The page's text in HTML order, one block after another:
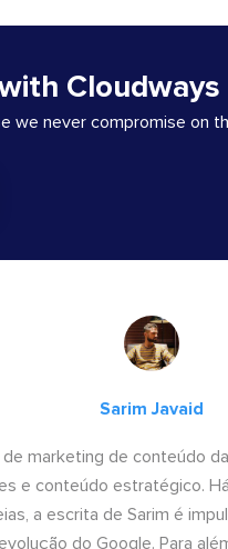
Cloudways
we never compromise on
Sarim Javaid
marketing de conteúdo
e conteúdo estratégico.
a escrita de Sarim é
do Google. Para